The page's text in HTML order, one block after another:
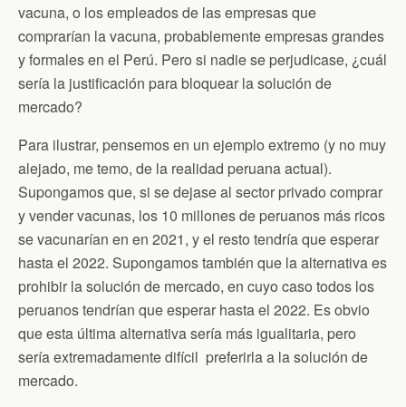
vacuna, o los empleados de las empresas que
comprarían la vacuna, probablemente empresas grandes
y formales en el Perú. Pero si nadie se perjudicase, ¿cuál
sería la justificación para bloquear la solución de
mercado?
Para ilustrar, pensemos en un ejemplo extremo (y no muy
alejado, me temo, de la realidad peruana actual).
Supongamos que, si se dejase al sector privado comprar
y vender vacunas, los 10 millones de peruanos más ricos
se vacunarían en en 2021, y el resto tendría que esperar
hasta el 2022. Supongamos también que la alternativa es
prohibir la solución de mercado, en cuyo caso todos los
peruanos tendrían que esperar hasta el 2022. Es obvio
que esta última alternativa sería más igualitaria, pero
sería extremadamente difícil preferirla a la solución de
mercado.